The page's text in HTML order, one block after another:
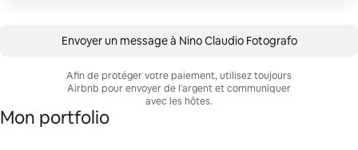
Envoyer un message à Nino Claudio Fotografo
Afin de protéger votre paiement, utilisez toujours
Airbnb pour envoyer de l'argent et communiquer
avec les hôtes.
Mon portfolio